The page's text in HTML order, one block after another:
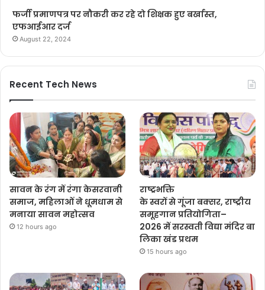
फर्जी प्रमाणपत्र पर नौकरी कर रहे दो शिक्षक हुए बर्खास्त,
एफआईआर दर्ज
August 22, 2024
Recent Tech News
सावन के रंग में रंगा केसरवानी
समाज, महिलाओं ने धूमधाम से
मनाया सावन महोत्सव
12 hours ago
राष्ट्रभक्ति
के स्वरों से गूंजा बक्सर, राष्ट्रीय
समूहगान प्रतियोगिता–
2026 में सरस्वती विद्या मंदिर बा
लिका खंड प्रथम
15 hours ago